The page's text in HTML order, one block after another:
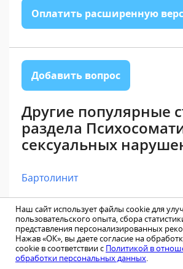
Оплатить расширенную
Добавить вопрос
Другие популярные
раздела
сексуальных
Бартолинит
Лейкоплакия вагины
Сухость влагалища
Аноргазмия
Наш сайт использует файлы cookie для
пользовательского опыта, сбора
представления персонализированных
Нажав «ОК», вы даете согласие на
cookie в соответствии с Политикой в
обработки персональных данных.